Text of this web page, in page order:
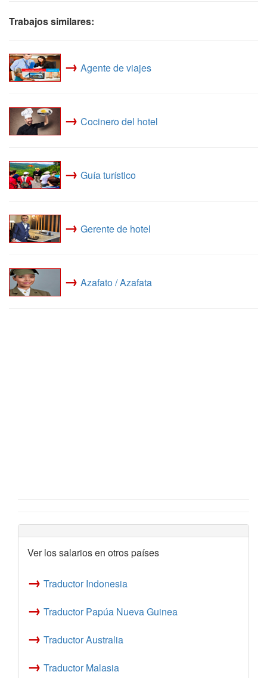
Trabajos similares:
→ Agente de viajes
→ Cocinero del hotel
→ Guía turístico
→ Gerente de hotel
→ Azafato / Azafata
Ver los salarios en otros países
→ Traductor Indonesia
→ Traductor Papúa Nueva Guinea
→ Traductor Australia
→ Traductor Malasia